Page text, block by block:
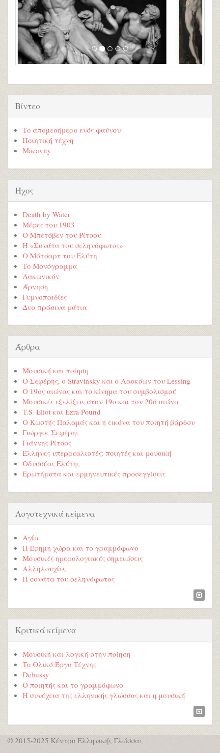
Βίντεο
Το απομεσήμερο ενός φαύνου
Ποιητική τέχνη
Macavity
Ήχος
Death by Water
Μέρες του 1903
Ο Μπετόβεν του Ρίτσου
Η «Σονάτα του σεληνόφωτος»
Ο Μότσαρτ του Ελύτη
Το Μονόγραμμα
Λακωνικόν
Άρνηση
Γυμνοπαιδίες
Δυο πράσινα μάτια
Άρθρα
Μουσική και ποίηση
Ο Σεφέρης, ο Stravinsky και ο Λαοκόων του Lessing
Ο 19ος αιώνας και το κίνημα του συμβολισμού
Μουσικές εξελίξεις στον 19ο και τον 20ό αιώνα
T.S. Eliot και Ezra Pound
Ο Κωστής Παλαμάς και η εικόνα του ποιητή βάρδου
Γιώργος Σεφέρης
Γιάννης Ρίτσος
Έλληνες υπερρεαλιστές: ποιητές και μουσική
Οδυσσέας Ελύτης
Ερωτήματα και ερμηνευτικές προσεγγίσεις
Λογοτεχνικά κείμενα
Αγία
Η Έρημη χώρα και το γραμμόφωνο
Μουσικές ημερολογιακές σημειώσεις
Αλληλουχίες
Η σονάτα του σεληνόφωτος
Κριτικά κείμενα
Μουσική και λογική στην ποίηση
Το Ολικό Έργο Τέχνης
Debussy
Ο ποιητής και το γραμμόφωνο
Η συνέχεια της ελληνικής γλώσσας και η μουσική
© 2015-2025 Κέντρο Ελληνικής Γλώσσας